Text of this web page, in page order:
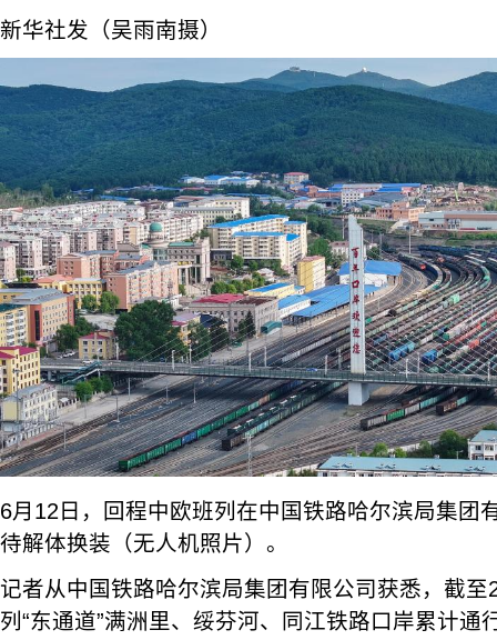
新华社发（吴雨南摄）
6月12日，回程中欧班列在中国铁路哈尔滨局集团
待解体换装（无人机照片）。
记者从中国铁路哈尔滨局集团有限公司获悉，截
列“东通道”满洲里、绥芬河、同江铁路口岸累计通